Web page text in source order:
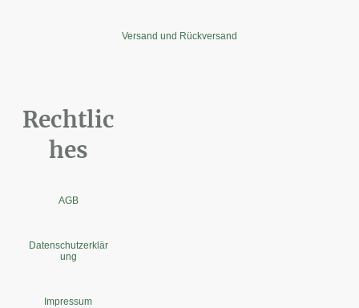
Versand und Rückversand
Rechtlic
hes
AGB
Datenschutzerklär
ung
Impressum